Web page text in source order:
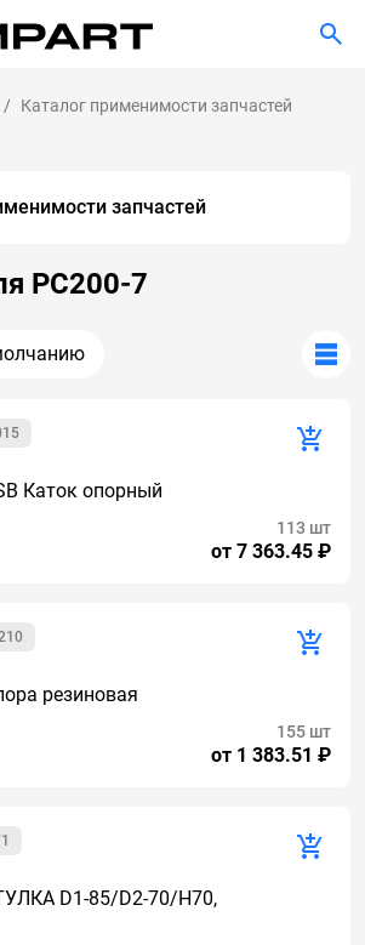
Каталог применимости запчастей
запчастей
PC200-7
Каток опорный
от 7 363.45 ₽
113 шт
резиновая
от 1 383.51 ₽
155 шт
D1-85/D2-70/H70,